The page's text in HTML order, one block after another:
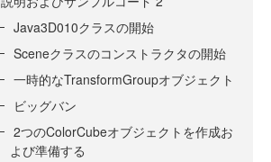
Java3D010クラスの開始
Sceneクラスのコンストラクタの開始
一時的なTransformGroupオブジェクト
ビッグバン
2つのColorCubeオブジェクトを作成お
よび準備する